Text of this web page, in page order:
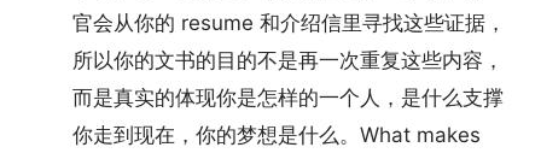
官会从你的 resume 和介绍信里寻找这些证据，
所以你的文书的目的不是再一次重复这些内容，
而是真实的体现你是怎样的一个人，是什么支撑
你走到现在，你的梦想是什么。What makes